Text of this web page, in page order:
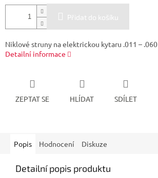
Přidat do košíku
Niklové struny na elektrickou kytaru .011 – .060
Detailní informace
ZEPTAT SE HLÍDAT SDÍLET
Popis Hodnocení Diskuze
Detailní popis produktu